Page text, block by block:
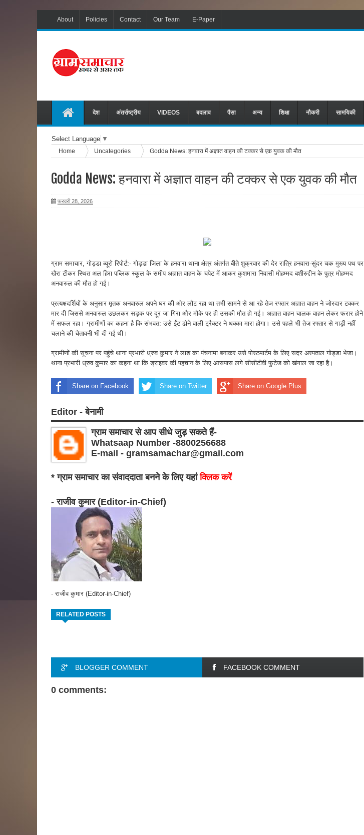
About Policies Contact Our Team E-Paper
देश अंतर्राष्ट्रीय VIDEOS बदलाव पैसा अन्य शिक्षा नौकरी सामयिकी
Select Language ▼
Home Uncategories Godda News: हनवारा में अज्ञात वाहन की टक्कर से एक युवक की मौत
Godda News: हनवारा में अज्ञात वाहन की टक्कर से एक युवक की मौत
फ़रवरी 28, 2026
ग्राम समाचार, गोड्डा ब्यूरो रिपोर्ट:- गोड्डा जिला के हनवारा थाना क्षेत्र अंतर्गत बीते शुक्रवार की देर रात्रि हनवारा-सुंदर चक मुख्य पथ पर
खैरा टीकर स्थित अल हिरा पब्लिक स्कूल के समीप अज्ञात वाहन के चपेट में आकर कुशमारा निवासी मोहम्मद बशीरुद्दीन के पुत्र मोहम्मद
अनवारुल की मौत हो गई।
प्रत्यक्षदर्शियों के अनुसार मृतक अनवारुल अपने घर की ओर लौट रहा था तभी सामने से आ रहे तेज रफ्तार अज्ञात वाहन ने जोरदार टक्कर
मार दी जिससे अनवारुल उछलकर सड़क पर दूर जा गिरा और मौके पर ही उसकी मौत हो गई। अज्ञात वाहन चालक वाहन लेकर फरार होने
में सफल रहा। ग्रामीणों का कहना है कि संभवत: उसे ईंट ढोने वाली ट्रैक्टर ने धक्का मारा होगा। उसे पहले भी तेज रफ्तार से गाड़ी नहीं
चलाने की चेतावनी भी दी गई थी।
ग्रामीणों की सूचना पर पहुंचे थाना प्रभारी ध्रुव कुमार ने लाश का पंचनामा बनाकर उसे पोस्टमार्टम के लिए सदर अस्पताल गोड्डा भेजा।
थाना प्रभारी ध्रुव कुमार का कहना था कि ड्राइवर की पहचान के लिए आसपास लगे सीसीटीवी फुटेज को खंगाल जा रहा है।
Share on Facebook Share on Twitter Share on Google Plus
Editor - बेनामी
ग्राम समाचार से आप सीधे जुड़ सकते हैं-
Whatsaap Number -8800256688
E-mail - gramsamachar@gmail.com
* ग्राम समाचार का संवाददाता बनने के लिए यहांक्लिक करें
- राजीव कुमार (Editor-in-Chief)
- राजीव कुमार (Editor-in-Chief)
RELATED POSTS
BLOGGER COMMENT FACEBOOK COMMENT
0 comments: